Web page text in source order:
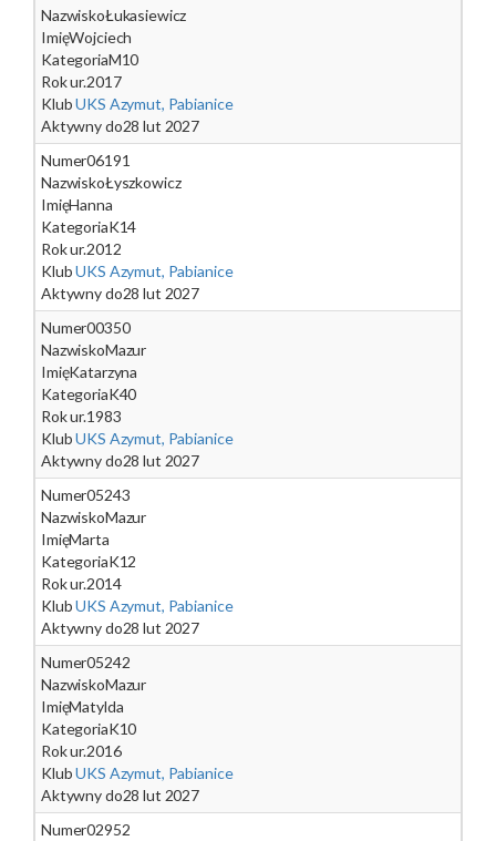
NazwiskoŁukasiewicz
ImięWojciech
KategoriaM10
Rok ur.2017
KlubUKS Azymut, Pabianice
Aktywny do28 lut 2027
Numer06191
NazwiskoŁyszkowicz
ImięHanna
KategoriaK14
Rok ur.2012
KlubUKS Azymut, Pabianice
Aktywny do28 lut 2027
Numer00350
NazwiskoMazur
ImięKatarzyna
KategoriaK40
Rok ur.1983
KlubUKS Azymut, Pabianice
Aktywny do28 lut 2027
Numer05243
NazwiskoMazur
ImięMarta
KategoriaK12
Rok ur.2014
KlubUKS Azymut, Pabianice
Aktywny do28 lut 2027
Numer05242
NazwiskoMazur
ImięMatylda
KategoriaK10
Rok ur.2016
KlubUKS Azymut, Pabianice
Aktywny do28 lut 2027
Numer02952